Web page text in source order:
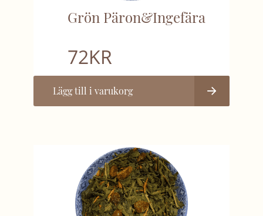
Grön Päron&Ingefära
72KR
Lägg till i varukorg